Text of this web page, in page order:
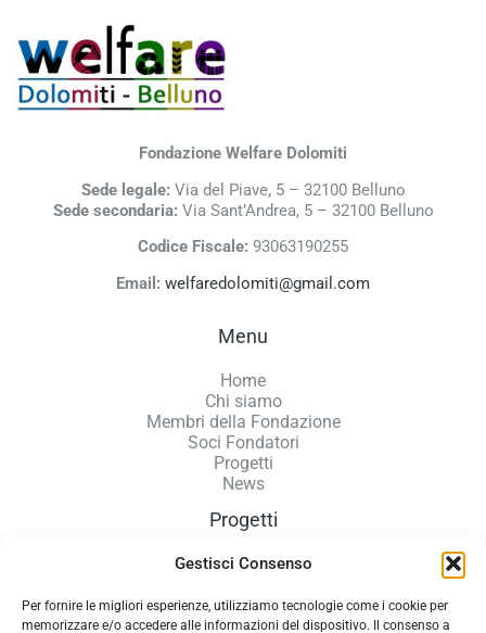
Gestisci Consenso
Per fornire le migliori esperienze, utilizziamo tecnologie come i cookie per
memorizzare e/o accedere alle informazioni del dispositivo. Il consenso a
Fondazione Welfare Dolomiti
Sede legale: Via del Piave, 5 – 32100 Belluno
Sede secondaria: Via Sant’Andrea, 5 – 32100 Belluno
Codice Fiscale: 93063190255
Email: welfaredolomiti@gmail.com
Menu
Home
Chi siamo
Membri della Fondazione
Soci Fondatori
Progetti
News
Progetti
Accoglienza donne
Nidi sopra i 700 m
Sportello virtuale GROW